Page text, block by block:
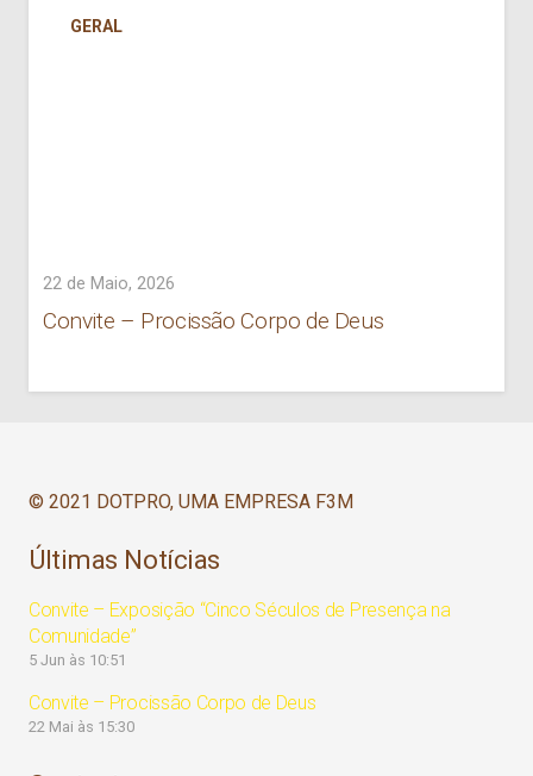
GERAL
22 de Maio, 2026
Convite – Procissão Corpo de Deus
© 2021 DOTPRO, UMA EMPRESA F3M
Últimas Notícias
Convite – Exposição “Cinco Séculos de Presença na
Comunidade”
5 Jun às 10:51
Convite – Procissão Corpo de Deus
22 Mai às 15:30